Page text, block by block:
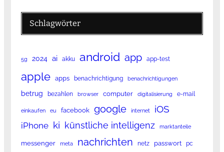
Schlagwörter
5g 2024 ai akku android app app-test
apple apps benachrichtigung benachrichtigungen
betrug bezahlen browser computer digitalisierung e-mail
einkaufen eu facebook google internet iOS
iPhone ki künstliche intelligenz marktanteile
messenger meta nachrichten netz passwort pc